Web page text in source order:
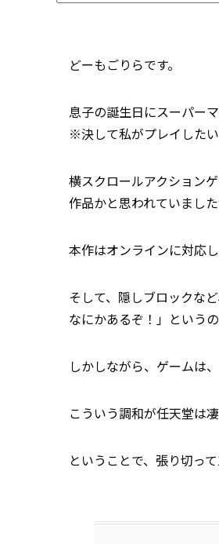
どーもごりらです。
息子の誕生日にスーパー
※決して私がプレイした
横スクロールアクション
作品かと思われていまし
本作はオンラインに対応
そして、隠しブロックな
なにかあるぞ！」という
しかしながら、ゲームは
こういう調和が任天堂は凄
ということで、張り切っ